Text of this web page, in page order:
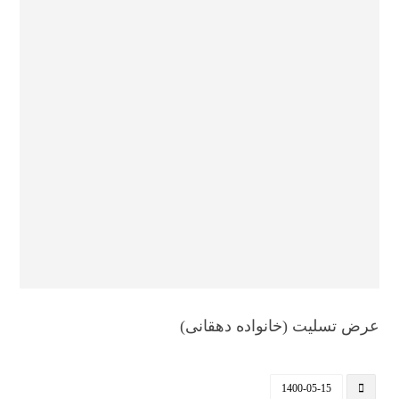
عرض تسلیت (خانواده دهقانی)
1400-05-15